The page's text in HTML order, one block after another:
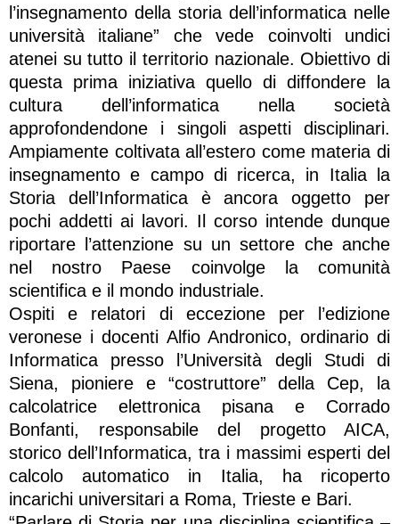
l’insegnamento della storia dell’informatica nelle
università italiane” che vede coinvolti undici
atenei su tutto il territorio nazionale. Obiettivo di
questa prima iniziativa quello di diffondere la
cultura dell’informatica nella società
approfondendone i singoli aspetti disciplinari.
Ampiamente coltivata all’estero come materia di
insegnamento e campo di ricerca, in Italia la
Storia dell’Informatica è ancora oggetto per
pochi addetti ai lavori. Il corso intende dunque
riportare l’attenzione su un settore che anche
nel nostro Paese coinvolge la comunità
scientifica e il mondo industriale.
Ospiti e relatori di eccezione per l’edizione
veronese i docenti Alfio Andronico, ordinario di
Informatica presso l’Università degli Studi di
Siena, pioniere e “costruttore” della Cep, la
calcolatrice elettronica pisana e Corrado
Bonfanti, responsabile del progetto AICA,
storico dell’Informatica, tra i massimi esperti del
calcolo automatico in Italia, ha ricoperto
incarichi universitari a Roma, Trieste e Bari.